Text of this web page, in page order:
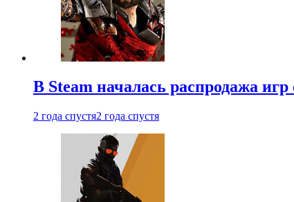
В Steam началась распродажа
2 года спустя2 года спустя